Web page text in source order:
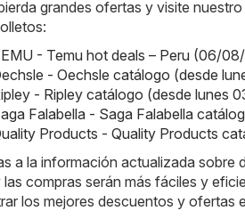
grandes ofertas y visite
- Temu hot deals – Peru (06/
- Oechsle catálogo (desde
- Ripley catálogo (desde lunes
Falabella - Saga Falabella
Products - Quality Products
a la información actualizada
compras serán más fáciles y
los mejores descuentos y ofertas